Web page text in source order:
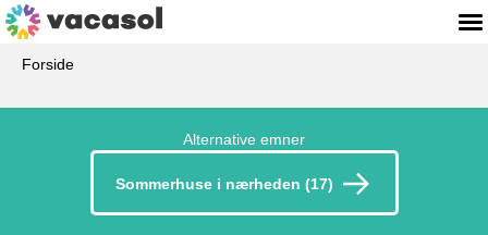
Forside
Alternative emner
Sommerhuse i nærheden (17)